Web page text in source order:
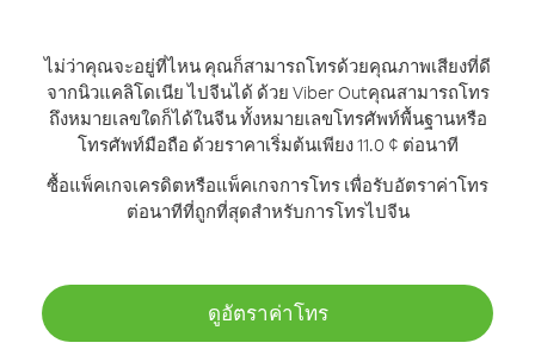
ไม่ว่าคุณจะอยู่ที่ไหน คุณก็สามารถโทรด้วยคุณภาพเสียงที่ดี
จากนิวแคลิโดเนีย ไปจีนได้ ด้วย Viber Outคุณสามารถโทร
ถึงหมายเลขใดก็ได้ในจีน ทั้งหมายเลขโทรศัพท์พื้นฐานหรือ
โทรศัพท์มือถือ ด้วยราคาเริ่มต้นเพียง 11.0 ¢ ต่อนาที
ซื้อแพ็คเกจเครดิตหรือแพ็คเกจการโทร เพื่อรับอัตราค่าโทร
ต่อนาทีที่ถูกที่สุดสำหรับการโทรไปจีน
ดูอัตราค่าโทร